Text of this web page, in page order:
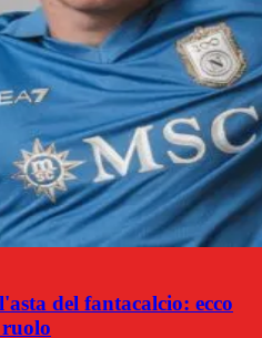
del fantacalcio: ecco